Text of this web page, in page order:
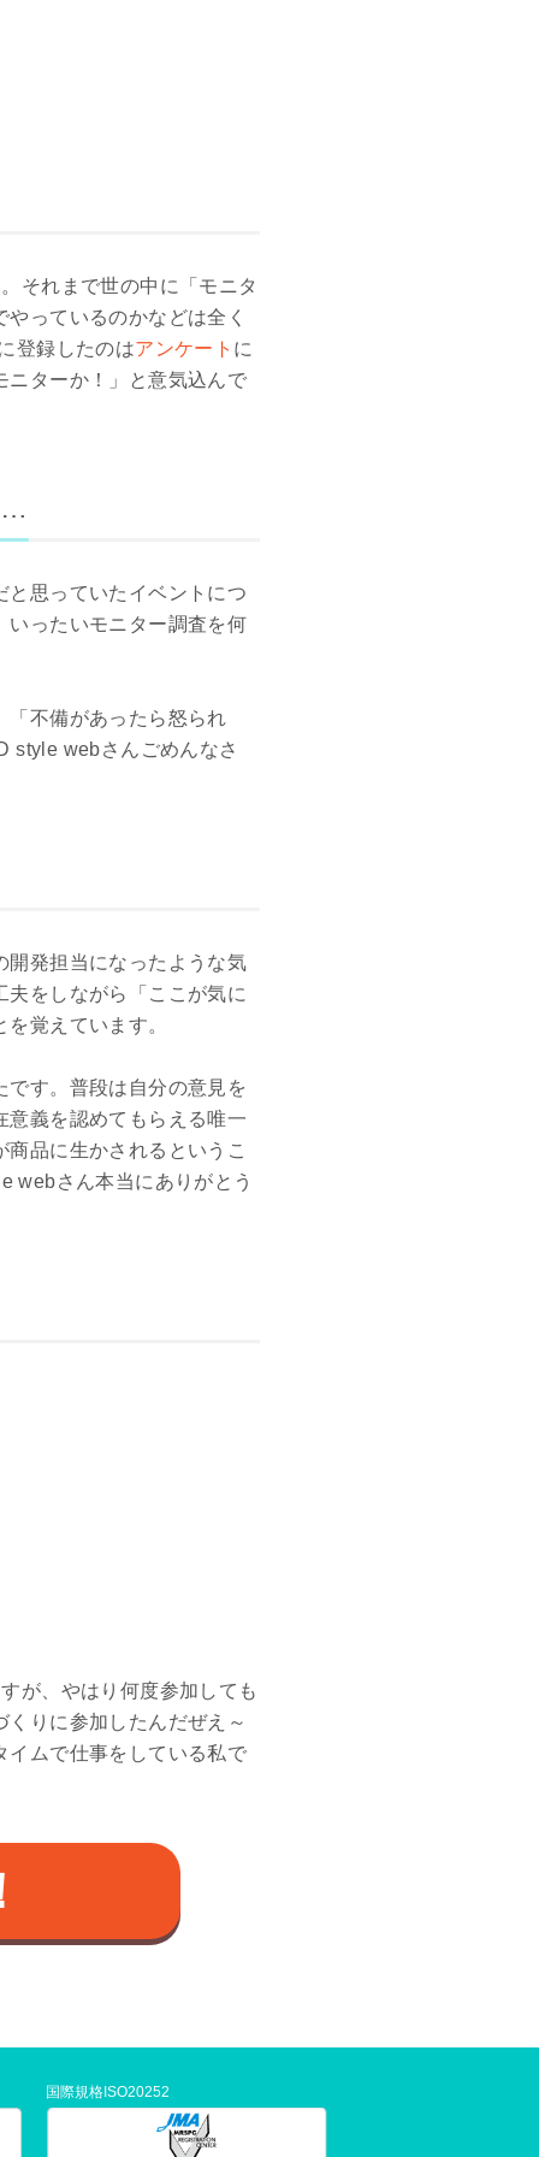
それまで世の中に「モニタ
っているのかなどは全く
登録したのはアンケート に
ニターか！」と意気込んで
…
と思っていたイベントにつ
ったいモニター調査を何
「不備があったら怒られ
style webさんごめんなさ
開発担当になったような気
をしながら「ここが気に
覚えています。
す。普段は自分の意見を
意義を認めてもらえる唯一
品に生かされるというこ
webさん本当にありがとう
が、やはり何度参加しても
りに参加したんだぜえ～
イムで仕事をしている私で
国際規格ISO20252